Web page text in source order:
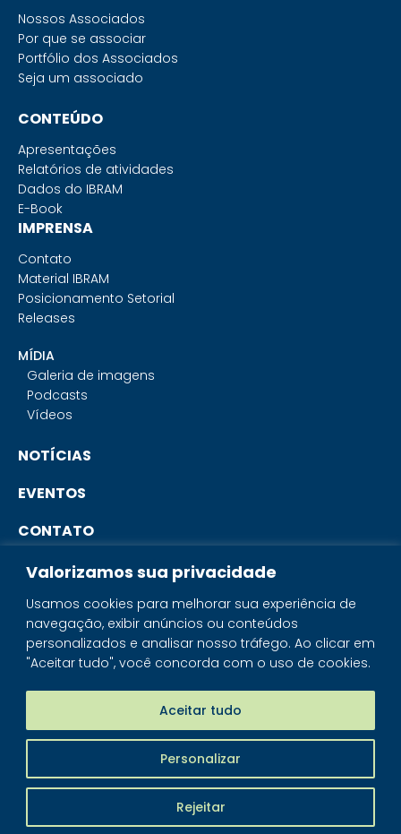
Valorizamos sua privacidade
Usamos cookies para melhorar sua experiência de
navegação, exibir anúncios ou conteúdos
personalizados e analisar nosso tráfego. Ao clicar em
"Aceitar tudo", você concorda com o uso de cookies.
Personalizar
Rejeitar
Aceitar tudo
Nossos Associados
Por que se associar
Portfólio dos Associados
Seja um associado
CONTEÚDO
Apresentações
Relatórios de atividades
Dados do IBRAM
E-Book
IMPRENSA
Contato
Material IBRAM
Posicionamento Setorial
Releases
MÍDIA
Galeria de imagens
Podcasts
Vídeos
NOTÍCIAS
EVENTOS
CONTATO
PORTAL DO ASSOCIADO
SISTEMA IBRAM
PORTAL DOS MINERAIS
LOJA MINERAIS DO BRASIL
IBRAM - © 2026 Todos os direitos reservados
Piloti